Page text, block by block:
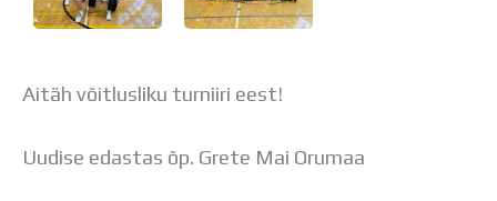
Aitäh võitlusliku turniiri eest!
Uudise edastas õp. Grete Mai Orumaa